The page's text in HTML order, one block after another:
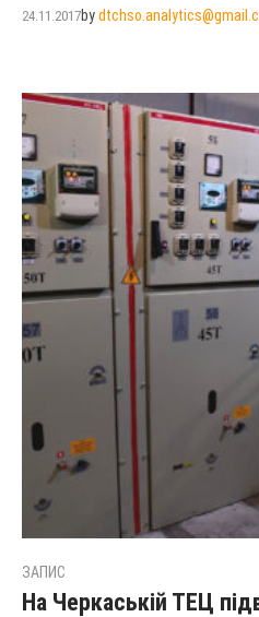
24.11.2017by
ЗАПИС
На Черкаській ТЕЦ